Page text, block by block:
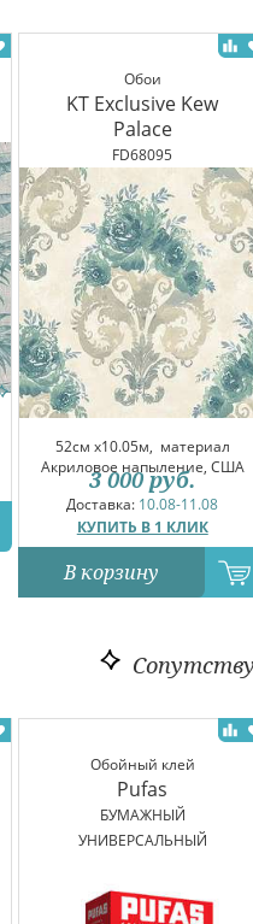
Обои
KT Exclusive Kew
Palace
FD68095
52см x10.05м, материал
Акриловое напыление, США
Доставка: 10.08-11.08
КУПИТЬ В 1 КЛИК
3 000 руб.
В корзину
Обойный клей
Pufas
БУМАЖНЫЙ
УНИВЕРСАЛЬНЫЙ